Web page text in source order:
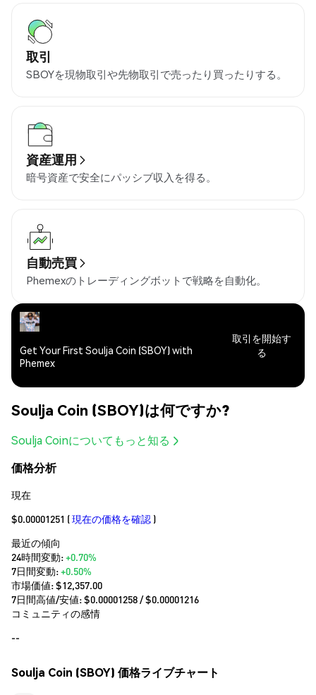
取引
SBOYを現物取引や先物取引で売ったり買ったりする。
資産運用
暗号資産で安全にパッシブ収入を得る。
自動売買
Phemexのトレーディングボットで戦略を自動化。
Get Your First Soulja Coin (SBOY) with
Phemex
取引を開始す
る
Soulja Coin (SBOY)は何ですか?
Soulja Coinについてもっと知る
価格分析
現在
$0.00001251 (現在の価格を確認 )
最近の傾向
24時間変動:+0.70%
7日間変動:+0.50%
市場価値:$12,357.00
7日間高値/安値: $0.00001258/ $0.00001216
コミュニティの感情
--
Soulja Coin (SBOY) 価格ライブチャート